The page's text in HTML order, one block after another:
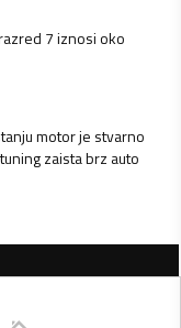
7 iznosi oko
motor je stvarno
zaista brz auto